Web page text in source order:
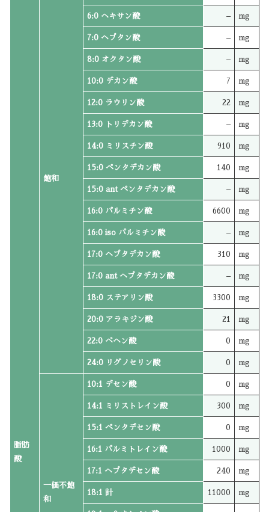
脂肪
酸
飽和
6:0 ヘキサン酸 – mg
7:0 ヘプタン酸 – mg
8:0 オクタン酸 – mg
10:0 デカン酸 7 mg
12:0 ラウリン酸 22 mg
13:0 トリデカン酸 – mg
14:0 ミリスチン酸 910 mg
15:0 ペンタデカン酸 140 mg
15:0 ant ペンタデカン酸 – mg
16:0 パルミチン酸 6600 mg
16:0 iso パルミチン酸 – mg
17:0 ヘプタデカン酸 310 mg
17:0 ant ヘプタデカン酸 – mg
18:0 ステアリン酸 3300 mg
20:0 アラキジン酸 21 mg
22:0 ベヘン酸 0 mg
24:0 リグノセリン酸 0 mg
一価不飽
和
10:1 デセン酸 0 mg
14:1 ミリストレイン酸 300 mg
15:1 ペンタデセン酸 0 mg
16:1 パルミトレイン酸 1000 mg
17:1 ヘプタデセン酸 240 mg
18:1 計 11000 mg